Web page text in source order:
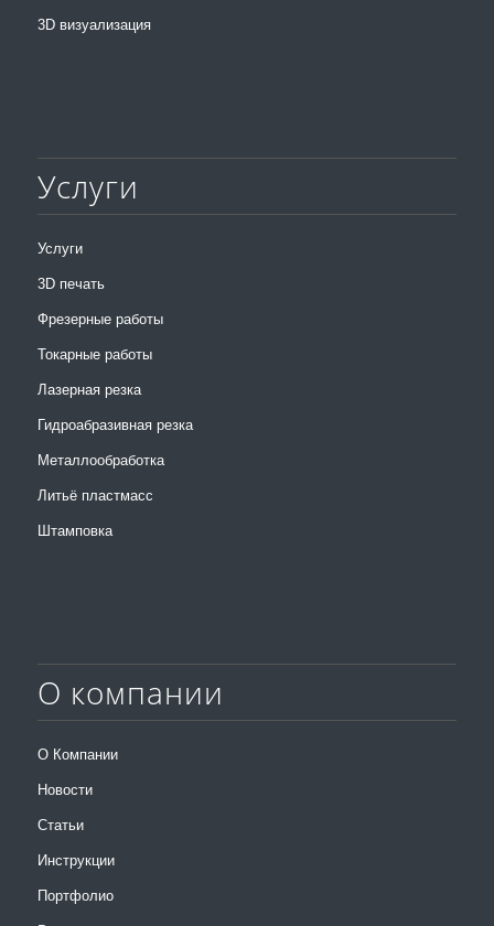
3D визуализация
Услуги
Услуги
3D печать
Фрезерные работы
Токарные работы
Лазерная резка
Гидроабразивная резка
Металлообработка
Литьё пластмасс
Штамповка
О компании
О Компании
Новости
Статьи
Инструкции
Портфолио